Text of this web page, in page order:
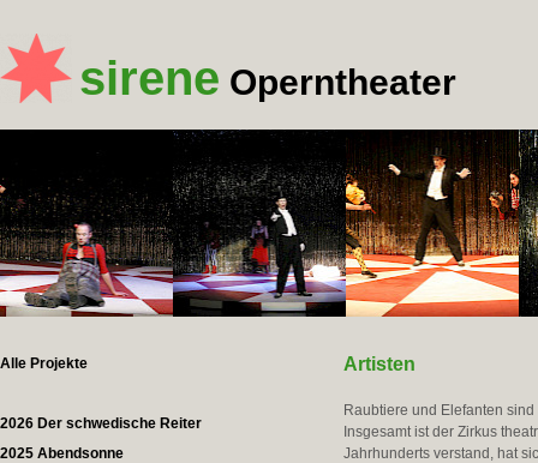
sirene Operntheater
Alle Projekte
2026 Der schwedische Reiter
2025 Abendsonne
Artisten
Raubtiere und Elefanten
Insgesamt ist der Zirkus
Jahrhunderts verstand, hat